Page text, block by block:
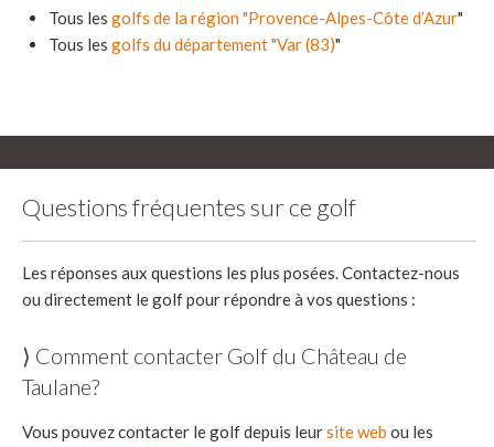
Tous les golfs de la région "Provence-Alpes-Côte d’Azur"
Tous les golfs du département "Var (83)"
Questions fréquentes sur ce golf
Les réponses aux questions les plus posées. Contactez-nous
ou directement le golf pour répondre à vos questions :
⟩ Comment contacter Golf du Château de
Taulane?
Vous pouvez contacter le golf depuis leursite web ou les